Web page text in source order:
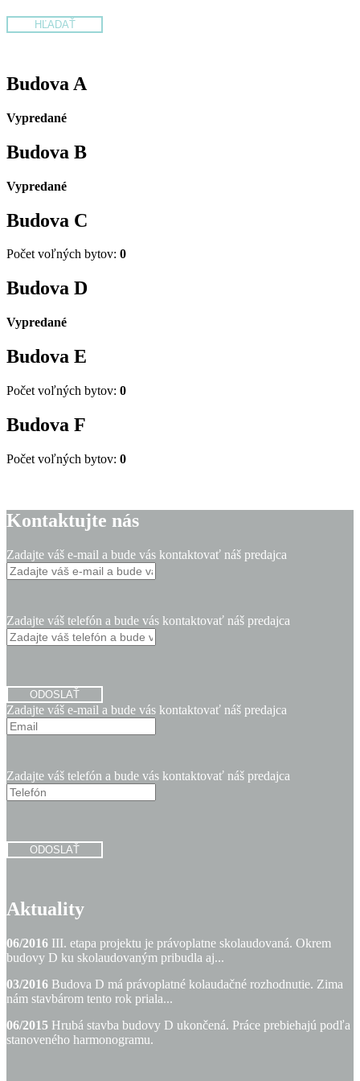
Budova A
Vypredané
Budova B
Vypredané
Budova C
Počet voľných bytov: 0
Budova D
Vypredané
Budova E
Počet voľných bytov: 0
Budova F
Počet voľných bytov: 0
Kontaktujte nás
Zadajte váš e-mail a bude vás kontaktovať náš predajca
Zadajte váš telefón a bude vás kontaktovať náš predajca
ODOSLAŤ
Zadajte váš e-mail a bude vás kontaktovať náš predajca
Zadajte váš telefón a bude vás kontaktovať náš predajca
ODOSLAŤ
Aktuality
06/2016 III. etapa projektu je právoplatne skolaudovaná. Okrem
budovy D ku skolaudovaným pribudla aj...
03/2016 Budova D má právoplatné kolaudačné rozhodnutie. Zima
nám stavbárom tento rok priala...
06/2015 Hrubá stavba budovy D ukončená. Práce prebiehajú podľa
stanoveného harmonogramu.